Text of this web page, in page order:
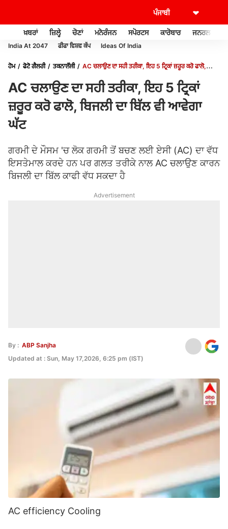
ਖ਼ਬਰਾਂ ਜ਼ਿਲ੍ਹੇ ਚੋਣਾਂ ਮਨੋਰੰਜਨ ਸਪੋਰਟਸ ਕਾਰੋਬਾਰ ਜਨਰਲ ਨੌਲਜ
India At 2047 ਫੀਫਾ ਵਿਸ਼ਵ ਕੱਪ Ideas Of India
ਹੋਮ ਫੋਟੋ ਗੈਲਰੀ ਤਕਨਾਲੌਜੀ
AC ਚਲਾਉਣ ਦਾ ਸਹੀ ਤਰੀਕਾ, ਇਹ 5 ਟ੍ਰਿਕਾਂ ਜ਼ਰੂਰ ਕਰੋ ਫਾਲੋ,
AC ਚਲਾਉਣ ਦਾ ਸਹੀ ਤਰੀਕਾ, ਇਹ 5 ਟ੍ਰਿਕਾਂ
ਜ਼ਰੂਰ ਕਰੋ ਫਾਲੋ, ਬਿਜਲੀ ਦਾ ਬਿੱਲ ਵੀ ਆਵੇਗਾ
ਘੱਟ
ਗਰਮੀ ਦੇ ਮੌਸਮ 'ਚ ਲੋਕ ਗਰਮੀ ਤੋਂ ਬਚਣ ਲਈ ਏਸੀ (AC) ਦਾ ਵੱਧ
ਇਸਤੇਮਾਲ ਕਰਦੇ ਹਨ ਪਰ ਗਲਤ ਤਰੀਕੇ ਨਾਲ AC ਚਲਾਉਣ ਕਾਰਨ
ਬਿਜਲੀ ਦਾ ਬਿੱਲ ਕਾਫੀ ਵੱਧ ਸਕਦਾ ਹੈ
Advertisement
By : ABP Sanjha
Updated at : Sun, May 17,2026, 6:25 pm (IST)
AC efficiency Cooling